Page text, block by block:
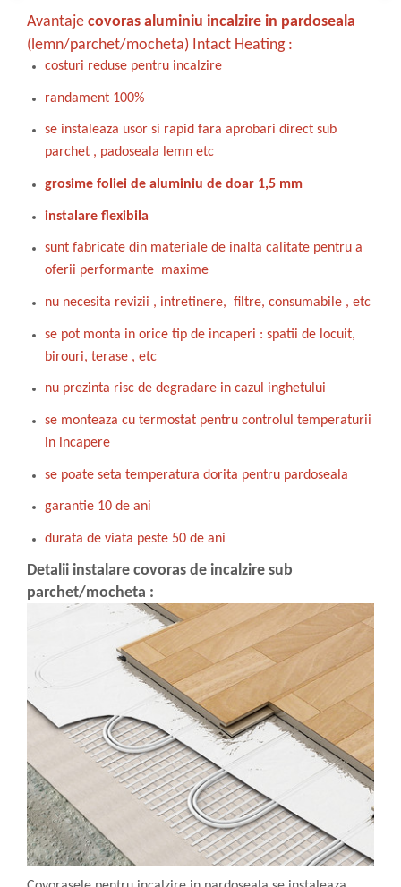
Avantaje covoras aluminiu incalzire in pardoseala
(lemn/parchet/mocheta) Intact Heating :
costuri reduse pentru incalzire
randament 100%
se instaleaza usor si rapid fara aprobari direct sub
parchet , padoseala lemn etc
grosime foliei de aluminiu de doar 1,5 mm
instalare flexibila
sunt fabricate din materiale de inalta calitate pentru a
oferii performante maxime
nu necesita revizii , intretinere, filtre, consumabile , etc
se pot monta in orice tip de incaperi : spatii de locuit,
birouri, terase , etc
nu prezinta risc de degradare in cazul inghetului
se monteaza cu termostat pentru controlul temperaturii
in incapere
se poate seta temperatura dorita pentru pardoseala
garantie 10 de ani
durata de viata peste 50 de ani
Detalii instalare covoras de incalzire sub
parchet/mocheta :